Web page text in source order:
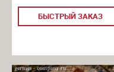
БЫСТРЫЙ ЗАКАЗ